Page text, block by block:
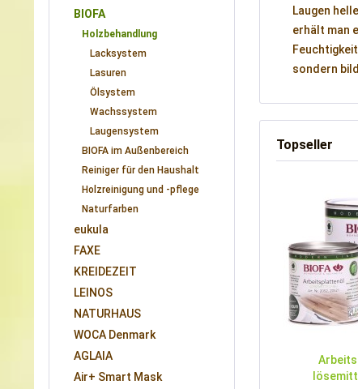
BIOFA
Holzbehandlung
Lacksystem
Lasuren
Ölsystem
Wachssystem
Laugensystem
BIOFA im Außenbereich
Reiniger für den Haushalt
Holzreinigung und -pflege
Naturfarben
eukula
FAXE
KREIDEZEIT
LEINOS
NATURHAUS
WOCA Denmark
AGLAIA
Air+ Smart Mask
Laugen
erhält man
sondern
Topseller